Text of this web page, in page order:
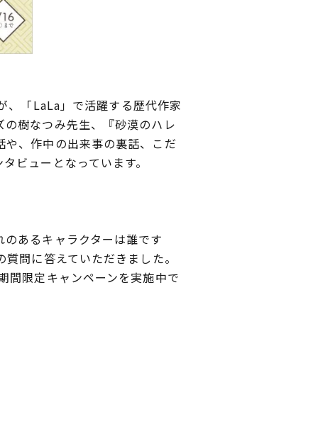
「LaLa」で活躍する歴代作家
樹なつみ先生、『砂漠のハレ
、作中の出来事の裏話、こだ
ビューとなっています。
あるキャラクターは誰です
問に答えていただきました。
間限定キャンペーンを実施中で